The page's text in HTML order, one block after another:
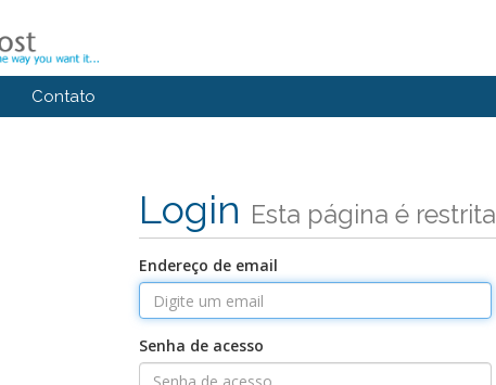
Contato
Login Esta página é restrita
Endereço de email
Senha de acesso